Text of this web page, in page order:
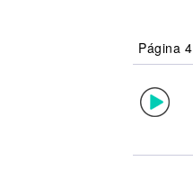
Página